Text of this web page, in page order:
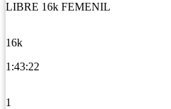
LIBRE 16k FEMENIL
16k
1:43:22
1